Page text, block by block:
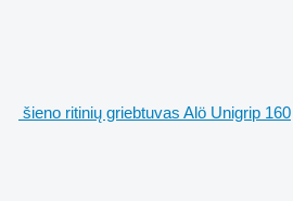
šieno ritinių griebtuvas Alö Unigrip 160